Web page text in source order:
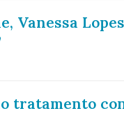
Vanessa
tratamento